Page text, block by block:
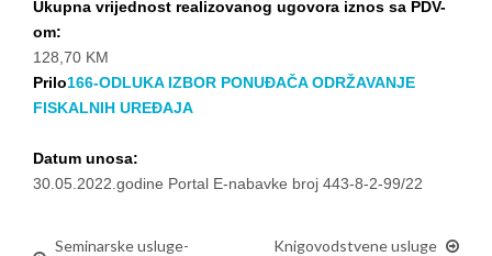
Ukupna vrijednost realizovanog ugovora iznos sa PDV-
om:
128,70 KM
Prilo166-ODLUKA IZBOR PONUĐAČA ODRŽAVANJE
FISKALNIH UREĐAJA
Datum unosa:
30.05.2022.godine Portal E-nabavke broj 443-8-2-99/22
Seminarske usluge-
Knigovodstvene usluge